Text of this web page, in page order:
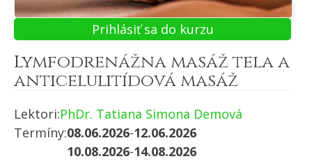
Prihlásiť sa do kurzu
Lymfodrenážna masáž tela a
anticelulitídová masáž
Lektori:PhDr. Tatiana Simona Demová
Termíny:08.06.2026-12.06.2026
10.08.2026-14.08.2026